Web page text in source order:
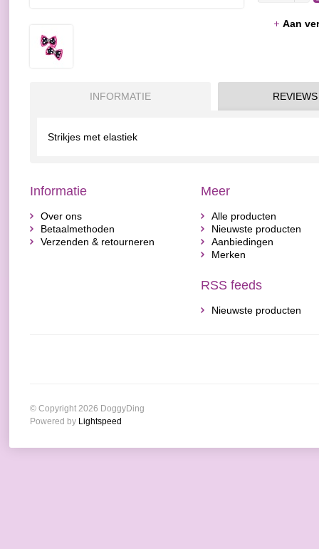
Aan
INFORMATIE REVIEWS
Strikjes met elastiek
Informatie
Over ons
Betaalmethoden
Verzenden & retourneren
Meer
Alle producten
Nieuwste producten
Aanbiedingen
Merken
RSS feeds
Nieuwste producten
© Copyright 2026 DoggyDing
Powered by Lightspeed